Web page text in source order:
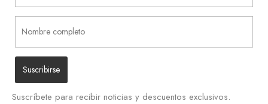
Suscríbete para recibir noticias y descuentos exclusivos.